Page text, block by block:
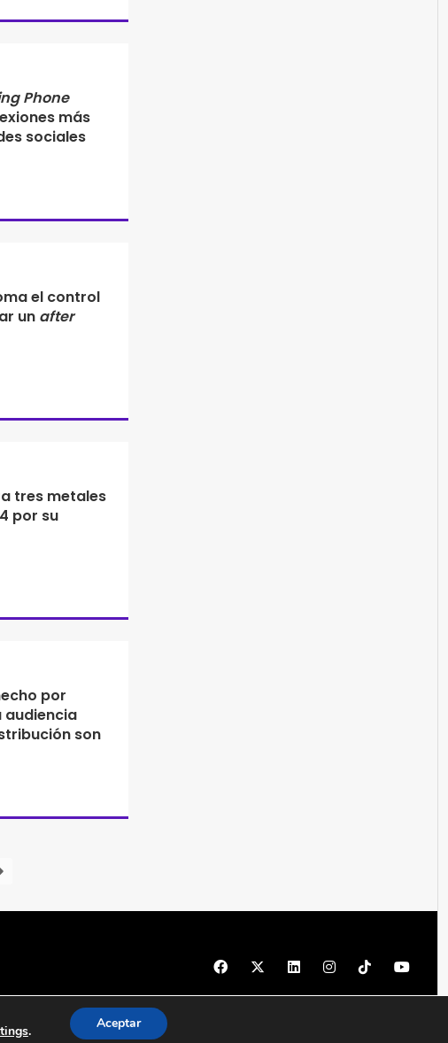
Phone
más
sociales
el control
un after
tres metales
por su
por
audiencia
son
© 1997 - 2026 PRODU - Todos los derechos reservados
. Aceptar